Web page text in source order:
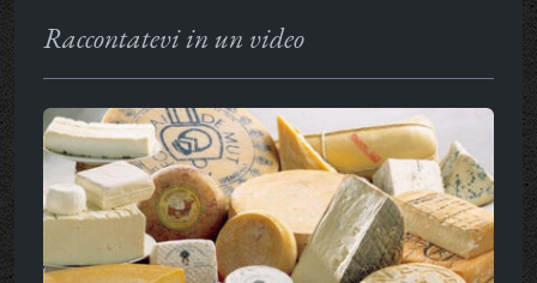
Raccontatevi in un video